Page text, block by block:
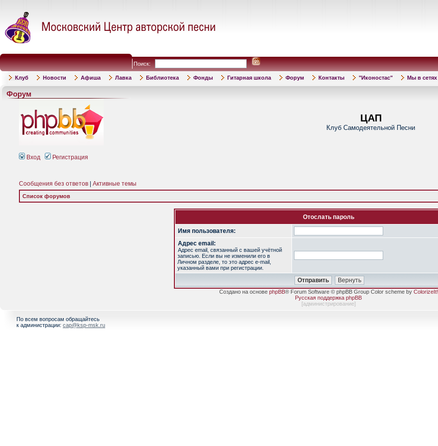
Поиск:
Клуб Новости Афиша Лавка Библиотека Фонды Гитарная школа Форум Контакты "Иконостас" Мы в сетях
Форум
ЦАП
Клуб Самодеятельной Песни
Вход Регистрация
Сообщения без ответов Активные темы
Список форумов
Отослать пароль
Имя пользователя:
Адрес email:
Адрес email, связанный с вашей учётной
записью. Если вы не изменили его в
Личном разделе, то это адрес e-mail,
указанный вами при регистрации.
Создано на основе phpBB® Forum Software © phpBB Group Color scheme by ColorizeIt!
Русская поддержка phpBB
[администрирование]
По всем вопросам обращайтесь
к администрации: cap@ksp-msk.ru